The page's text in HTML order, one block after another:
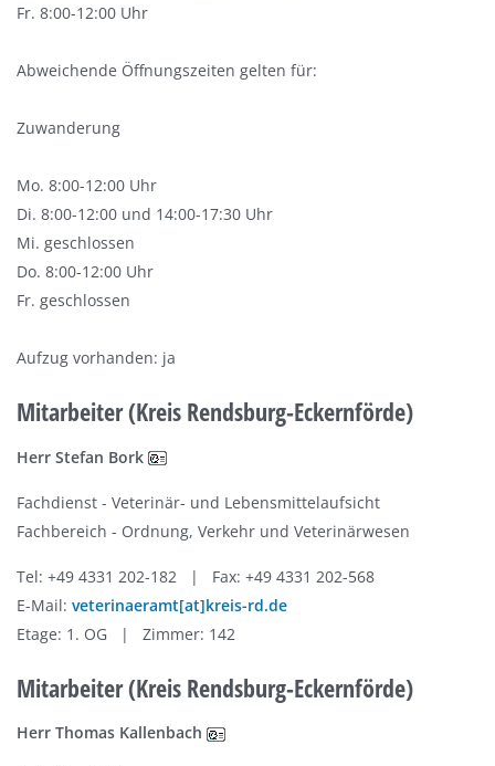
Fr. 8:00-12:00 Uhr
Abweichende Öffnungszeiten gelten für:
Zuwanderung
Mo. 8:00-12:00 Uhr
Di. 8:00-12:00 und 14:00-17:30 Uhr
Mi. geschlossen
Do. 8:00-12:00 Uhr
Fr. geschlossen
Aufzug vorhanden: ja
Mitarbeiter (Kreis Rendsburg-Eckernförde)
Herr Stefan Bork
Fachdienst - Veterinär- und Lebensmittelaufsicht
Fachbereich - Ordnung, Verkehr und Veterinärwesen
Tel: +49 4331 202-182 | Fax: +49 4331 202-568
E-Mail: veterinaeramt[at]kreis-rd.de
Etage: 1. OG | Zimmer: 142
Mitarbeiter (Kreis Rendsburg-Eckernförde)
Herr Thomas Kallenbach